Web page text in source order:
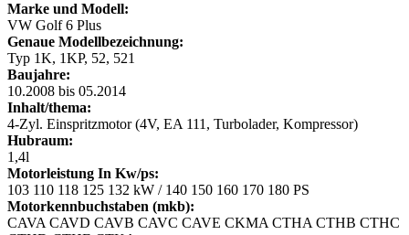
Marke und Modell:
VW Golf 6 Plus
Genaue Modellbezeichnung:
Typ 1K, 1KP, 52, 521
Baujahre:
10.2008 bis 05.2014
Inhalt/thema:
4-Zyl. Einspritzmotor (4V, EA 111, Turbolader, Kompressor)
Hubraum:
1,4l
Motorleistung In Kw/ps:
103 110 118 125 132 kW / 140 150 160 170 180 PS
Motorkennbuchstaben (mkb):
CAVA CAVD CAVB CAVC CAVE CKMA CTHA CTHB CTHC